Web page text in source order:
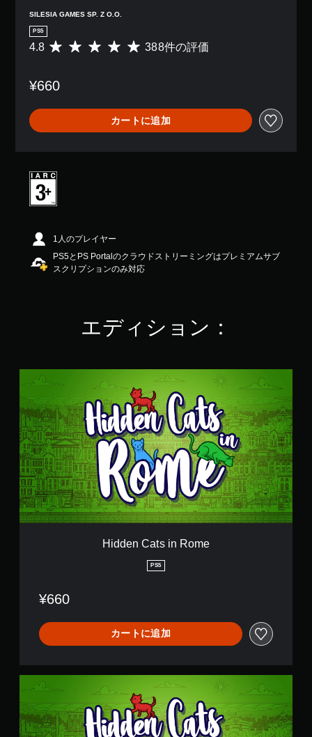
SILESIA GAMES SP. Z O.O.
PS5
評
は
8
8
、
評
価
は
階
中
の
4.8 388件の評価
¥660
カートに追加
1人のプレイヤー
PS5とPS Portalのクラウドストリーミングはプレミアムサブ
スクリプションのみ対応
エディション：
d
d
e
n
C
a
t
s
i
n
R
Hidden Cats in Rome
PS5
¥660
カートに追加
d
d
e